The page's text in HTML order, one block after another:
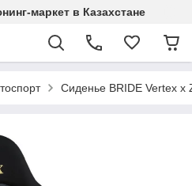
маркет в Казахстане
Сиденье BRIDE Vertex x